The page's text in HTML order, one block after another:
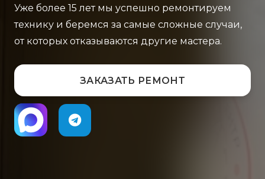
Уже более 15 лет мы успешно ремонтируем
технику и беремся за самые сложные случаи,
от которых отказываются другие мастера.
ЗАКАЗАТЬ РЕМОНТ